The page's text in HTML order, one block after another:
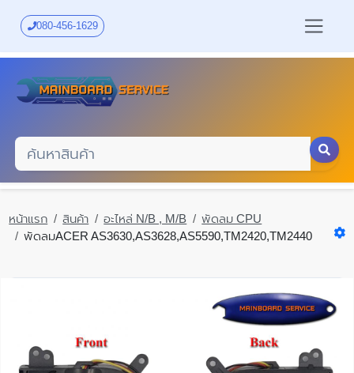
content
080-456-1629
หน้าแรก สินค้า อะไหล่ N/B , M/B
พัดลม CPU
พัดลมACER AS3630,AS3628,AS5590,TM2420,TM2440